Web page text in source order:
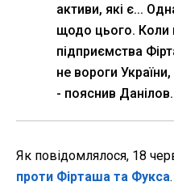
активи, які є...
щодо цього. Коли
підприємства
не вороги
- пояснив Данілов.
Як повідомлялося, 18
проти Фірташа та Фукса.